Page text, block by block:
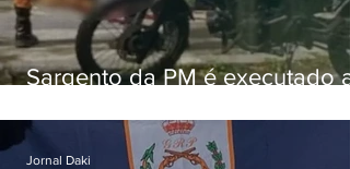
Sargento da PM é executado a
em Vaz Lobo
Jornal Daki